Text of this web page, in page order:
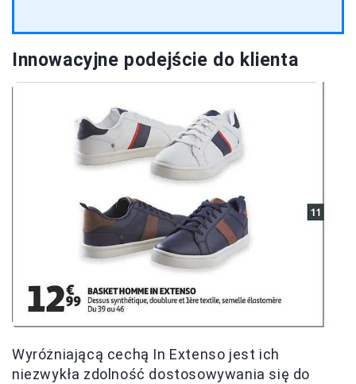
Innowacyjne podejście do klienta
Wyróżniającą cechą In Extenso jest ich
niezwykła zdolność dostosowywania się do